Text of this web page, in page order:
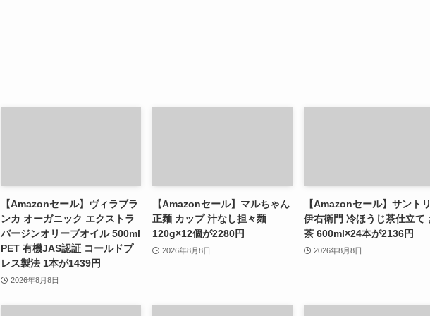
【Amazonセール】ヴィラブラ
ンカ オーガニック エクストラ
バージンオリーブオイル 500ml
PET 有機JAS認証 コールドプ
レス製法 1本が1439円
2026年8月8日
【Amazonセール】マルちゃん
正麺 カップ 汁なし担々麺
120g×12個が2280円
2026年8月8日
【Amazonセール】サント
伊右衛門 冷ほうじ茶仕立て
茶 600ml×24本が2136円
2026年8月8日